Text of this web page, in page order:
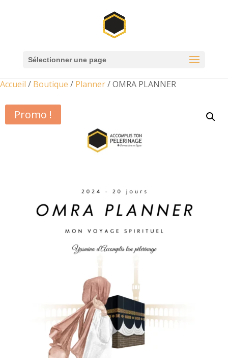
Sélectionner une page
Accueil / Boutique / Planner/ OMRA PLANNER
Promo !